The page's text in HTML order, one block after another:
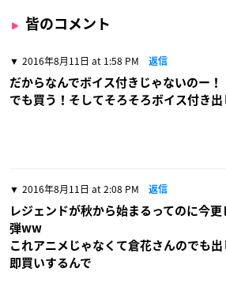
皆のコメント
2016年8月11日 at 1:58 PM 返信
だからなんでボイス付きじゃないのー！
でも買う！そしてそろそろボイス付き出
2016年8月11日 at 2:08 PM 返信
レジェンドが秋から始まるってのに今
弾ww
これアニメじゃなくて倉花さんのでも
即買いするんで